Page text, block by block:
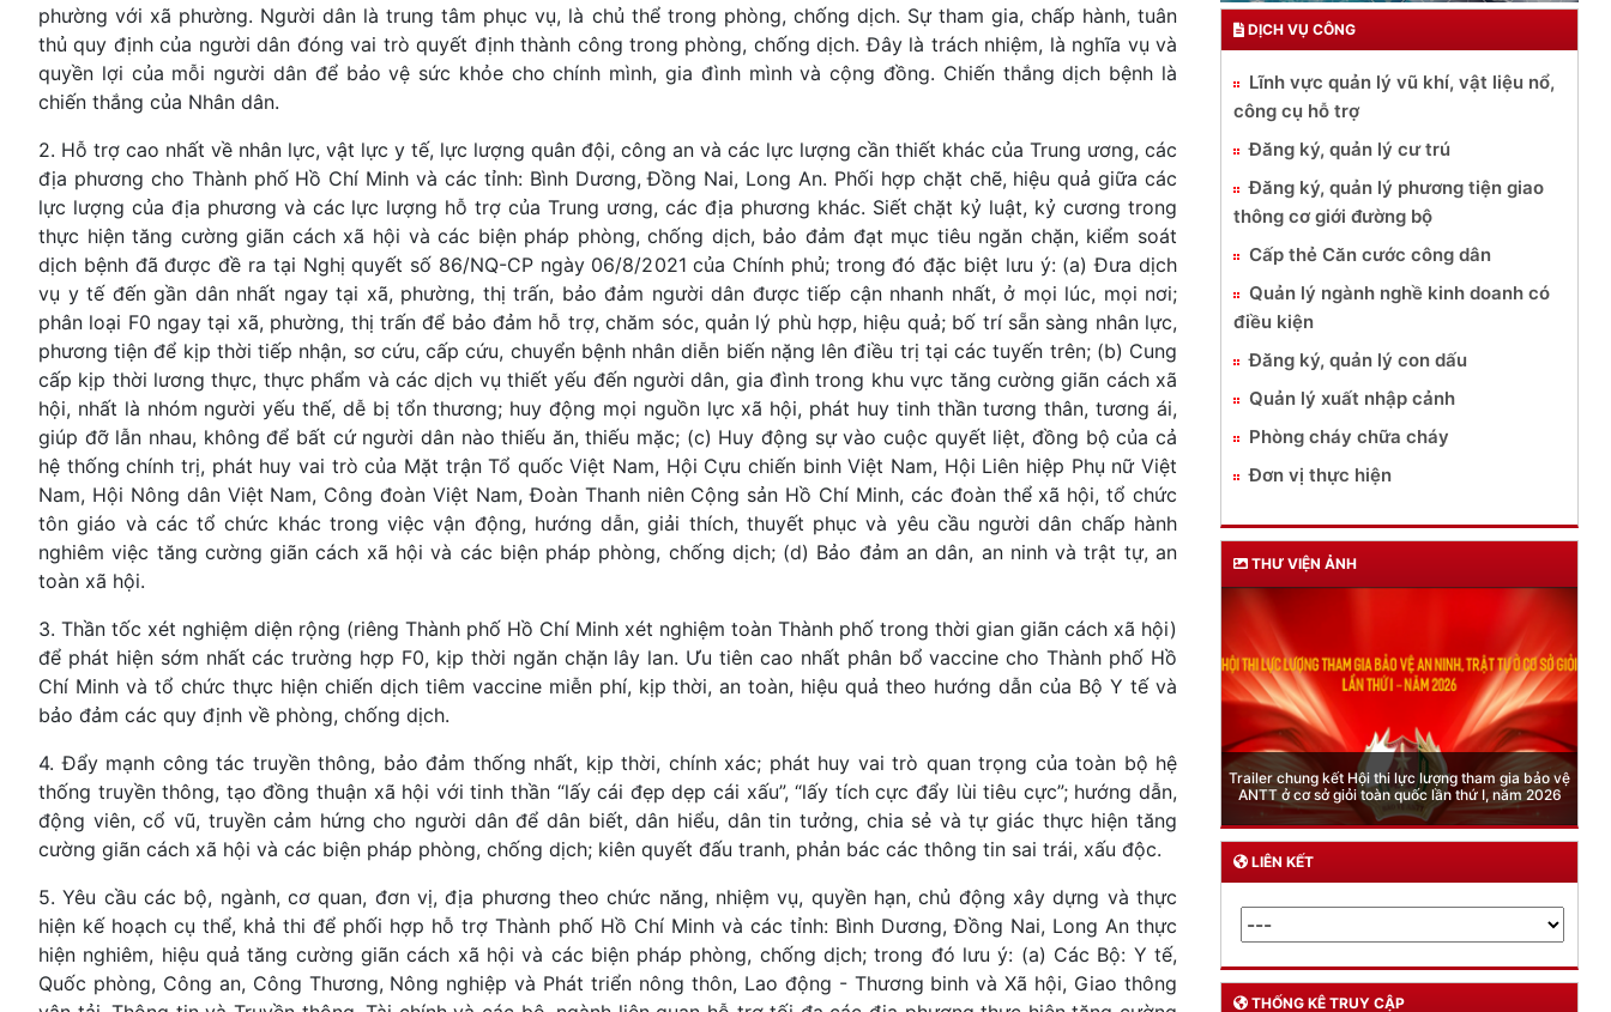
phường với xã phường. Người dân là trung tâm phục vụ, là chủ thể trong phòng, chống dịch. Sự tham gia, chấp hành, tuân
thủ quy định của người dân đóng vai trò quyết định thành công trong phòng, chống dịch. Đây là trách nhiệm, là nghĩa vụ và
quyền lợi của mỗi người dân để bảo vệ sức khỏe cho chính mình, gia đình mình và cộng đồng. Chiến thắng dịch bệnh là
chiến thắng của Nhân dân.
2. Hỗ trợ cao nhất về nhân lực, vật lực y tế, lực lượng quân đội, công an và các lực lượng cần thiết khác của Trung ương, các
địa phương cho Thành phố Hồ Chí Minh và các tỉnh: Bình Dương, Đồng Nai, Long An. Phối hợp chặt chẽ, hiệu quả giữa các
lực lượng của địa phương và các lực lượng hỗ trợ của Trung ương, các địa phương khác. Siết chặt kỷ luật, kỷ cương trong
thực hiện tăng cường giãn cách xã hội và các biện pháp phòng, chống dịch, bảo đảm đạt mục tiêu ngăn chặn, kiểm soát
dịch bệnh đã được đề ra tại Nghị quyết số 86/NQ-CP ngày 06/8/2021 của Chính phủ; trong đó đặc biệt lưu ý: (a) Đưa dịch
vụ y tế đến gần dân nhất ngay tại xã, phường, thị trấn, bảo đảm người dân được tiếp cận nhanh nhất, ở mọi lúc, mọi nơi;
phân loại F0 ngay tại xã, phường, thị trấn để bảo đảm hỗ trợ, chăm sóc, quản lý phù hợp, hiệu quả; bố trí sẵn sàng nhân lực,
phương tiện để kịp thời tiếp nhận, sơ cứu, cấp cứu, chuyển bệnh nhân diễn biến nặng lên điều trị tại các tuyến trên; (b) Cung
cấp kịp thời lương thực, thực phẩm và các dịch vụ thiết yếu đến người dân, gia đình trong khu vực tăng cường giãn cách xã
hội, nhất là nhóm người yếu thế, dễ bị tổn thương; huy động mọi nguồn lực xã hội, phát huy tinh thần tương thân, tương ái,
giúp đỡ lẫn nhau, không để bất cứ người dân nào thiếu ăn, thiếu mặc; (c) Huy động sự vào cuộc quyết liệt, đồng bộ của cả
hệ thống chính trị, phát huy vai trò của Mặt trận Tổ quốc Việt Nam, Hội Cựu chiến binh Việt Nam, Hội Liên hiệp Phụ nữ Việt
Nam, Hội Nông dân Việt Nam, Công đoàn Việt Nam, Đoàn Thanh niên Cộng sản Hồ Chí Minh, các đoàn thể xã hội, tổ chức
tôn giáo và các tổ chức khác trong việc vận động, hướng dẫn, giải thích, thuyết phục và yêu cầu người dân chấp hành
nghiêm việc tăng cường giãn cách xã hội và các biện pháp phòng, chống dịch; (d) Bảo đảm an dân, an ninh và trật tự, an
toàn xã hội.
3. Thần tốc xét nghiệm diện rộng (riêng Thành phố Hồ Chí Minh xét nghiệm toàn Thành phố trong thời gian giãn cách xã hội)
để phát hiện sớm nhất các trường hợp F0, kịp thời ngăn chặn lây lan. Ưu tiên cao nhất phân bổ vaccine cho Thành phố Hồ
Chí Minh và tổ chức thực hiện chiến dịch tiêm vaccine miễn phí, kịp thời, an toàn, hiệu quả theo hướng dẫn của Bộ Y tế và
bảo đảm các quy định về phòng, chống dịch.
4. Đẩy mạnh công tác truyền thông, bảo đảm thống nhất, kịp thời, chính xác; phát huy vai trò quan trọng của toàn bộ hệ
thống truyền thông, tạo đồng thuận xã hội với tinh thần “lấy cái đẹp dẹp cái xấu”, “lấy tích cực đẩy lùi tiêu cực”; hướng dẫn,
động viên, cổ vũ, truyền cảm hứng cho người dân để dân biết, dân hiểu, dân tin tưởng, chia sẻ và tự giác thực hiện tăng
cường giãn cách xã hội và các biện pháp phòng, chống dịch; kiên quyết đấu tranh, phản bác các thông tin sai trái, xấu độc.
5. Yêu cầu các bộ, ngành, cơ quan, đơn vị, địa phương theo chức năng, nhiệm vụ, quyền hạn, chủ động xây dựng và thực
hiện kế hoạch cụ thể, khả thi để phối hợp hỗ trợ Thành phố Hồ Chí Minh và các tỉnh: Bình Dương, Đồng Nai, Long An thực
hiện nghiêm, hiệu quả tăng cường giãn cách xã hội và các biện pháp phòng, chống dịch; trong đó lưu ý: (a) Các Bộ: Y tế,
Quốc phòng, Công an, Công Thương, Nông nghiệp và Phát triển nông thôn, Lao động - Thương binh và Xã hội, Giao thông
DỊCH VỤ CÔNG
Lĩnh vực quản lý vũ khí, vật liệu nổ,
công cụ hỗ trợ
Đăng ký, quản lý cư trú
Đăng ký, quản lý phương tiện giao
thông cơ giới đường bộ
Cấp thẻ Căn cước công dân
Quản lý ngành nghề kinh doanh có
điều kiện
Đăng ký, quản lý con dấu
Quản lý xuất nhập cảnh
Phòng cháy chữa cháy
Đơn vị thực hiện
THƯ VIỆN ẢNH
Phòng Quản lý xuất nhập cảnh: Hướng dẫn những
quy định mới trong lĩnh vực xuất cảnh, nhập cảnh
của công dân việt nam từ ngày 01/7/2026
LIÊN KẾT
THỐNG KÊ TRUY CẬP